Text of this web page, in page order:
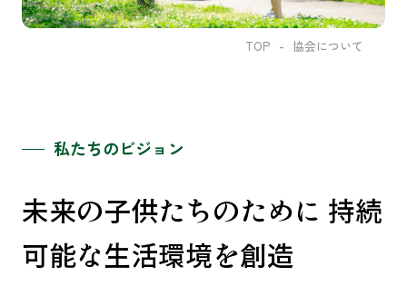
TOP 協会について
私たちのビジョ ン
未来の子供たちのために 持続
可能な生活環境を創造